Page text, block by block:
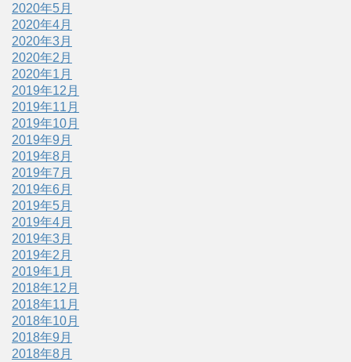
2020年5月
2020年4月
2020年3月
2020年2月
2020年1月
2019年12月
2019年11月
2019年10月
2019年9月
2019年8月
2019年7月
2019年6月
2019年5月
2019年4月
2019年3月
2019年2月
2019年1月
2018年12月
2018年11月
2018年10月
2018年9月
2018年8月